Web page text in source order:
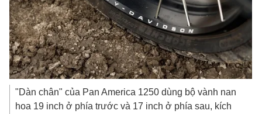
"Dàn chân" của Pan America 1250 dùng bộ vành nan
hoa 19 inch ở phía trước và 17 inch ở phía sau, kích